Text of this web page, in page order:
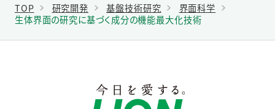
TOP 研究開発 基盤技術研究
界面科学
生体界面の研究に基づく成分の機能最大化技術